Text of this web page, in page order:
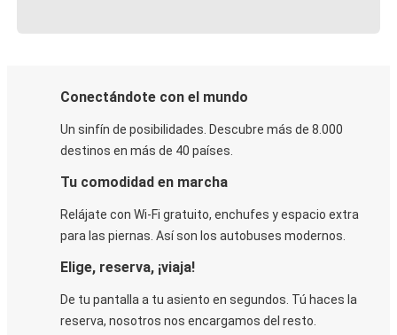
Conectándote con el mundo
Un sinfín de posibilidades. Descubre más de 8.000
destinos en más de 40 países.
Tu comodidad en marcha
Relájate con Wi-Fi gratuito, enchufes y espacio extra
para las piernas. Así son los autobuses modernos.
Elige, reserva, ¡viaja!
De tu pantalla a tu asiento en segundos. Tú haces la
reserva, nosotros nos encargamos del resto.